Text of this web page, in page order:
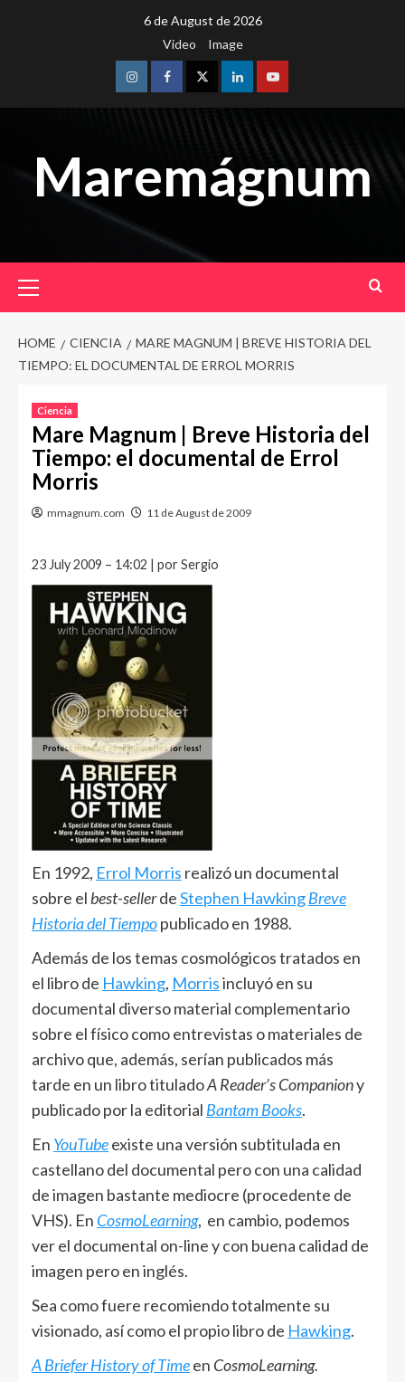
6 de August de 2026
Video
Image
InstagramFacebookTwitterLinkedinYoutube
Maremágnum
Menu
HOME CIENCIA
MARE MAGNUM | BREVE HISTORIA DEL
TIEMPO: EL DOCUMENTAL DE ERROL MORRIS
Ciencia
Mare Magnum | Breve Historia del
Tiempo: el documental de Errol
Morris
mmagnum.com 11 de August de 2009
23 July 2009 – 14:02 | por Sergio
En 1992, Errol Morris realizó un documental
sobre el best-sellerdeStephen HawkingBreve
Historia del Tiempopublicado en 1988.
Además de los temas cosmológicos tratados en
el libro de Hawking, Morrisincluyó en su
documental diverso material complementario
sobre el físico como entrevistas o materiales de
archivo que, además, serían publicados más
tarde en un libro tituladoA Reader’s Companiony
publicado por la editorial Bantam Books.
En YouTubeexiste una versión subtitulada en
castellano del documental pero con una calidad
de imagen bastante mediocre (procedente de
VHS). En CosmoLearning, en cambio, podemos
ver el documental on-line y con buena calidad de
imagen pero en inglés.
Sea como fuere recomiendo totalmente su
visionado, así como el propio libro de Hawking.
A Briefer History of Timeen CosmoLearning.